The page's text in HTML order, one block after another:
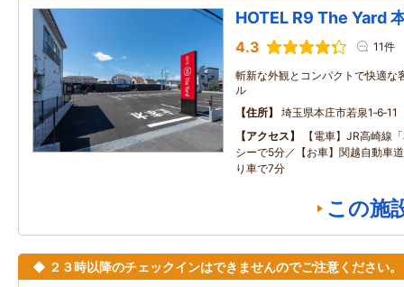
HOTEL R9 The Yard
4.3 11件
斬新な外観とコンパクトで快適な
ル
住所
埼玉県本庄市若泉1‐6‐11
アクセス
【電車】JR高崎線
シーで5分／【お車】関越自動車
り車で7分
この施
◆ ２３時以降のチェックインはできませんのでご注意ください。